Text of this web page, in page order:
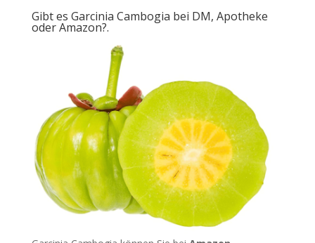
Gibt es Garcinia Cambogia bei DM, Apotheke
oder Amazon?.